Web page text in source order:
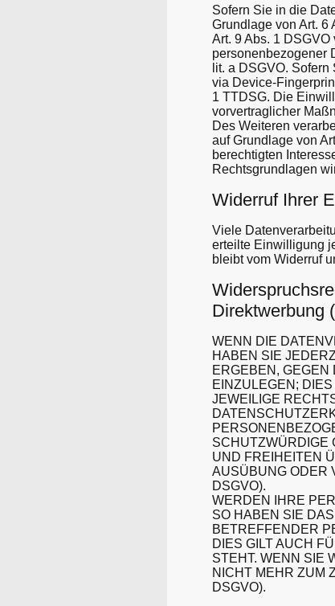
Sofern Sie in die
Grundlage von Art. 6
Art. 9 Abs. 1
personenbezogener
lit. a DSGVO.
via Device-
1 TTDSG. Die
vorvertraglicher
Des Weiteren
auf Grundlage von
berechtigten
Rechtsgrundlagen
Widerruf Ihrer
Viele
erteilte Einwilligung
bleibt vom Widerruf
Direktwerbung
WENN DIE
HABEN SIE
ERGEBEN,
EINZULEGEN;
JEWEILIGE
SCHUTZWÜRDIGE
UND FREIHEITEN
AUSÜBUNG ODER
DSGVO).
WERDEN IHRE
SO HABEN SIE
BETREFFENDER
DIES GILT AUCH
STEHT. WENN SIE
NICHT MEHR ZUM
DSGVO).